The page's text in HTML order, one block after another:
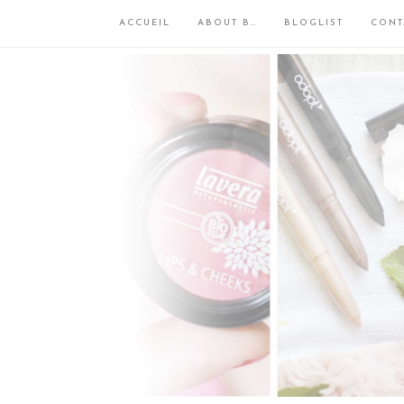
ACCUEIL ABOUT B… BLOGLIST